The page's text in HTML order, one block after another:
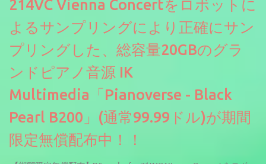
214VC Vienna Concertをロボットに
よるサンプリングにより正確にサン
プリングした、総容量20GBのグラ
ンドピアノ音源 IK
Multimedia「Pianoverse - Black
Pearl B200」(通常99.99ドル)が期間
限定無償配布中！！